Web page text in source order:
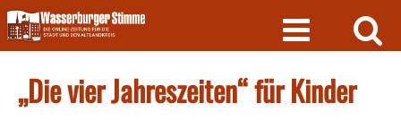
Skip
to
content
„Die vier Jahreszeiten“ für Kinder